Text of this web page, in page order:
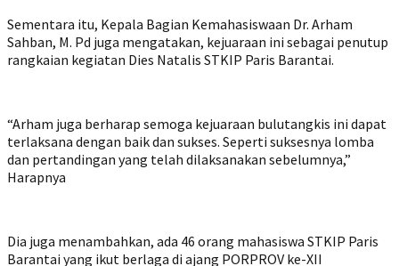
Sementara itu, Kepala Bagian Kemahasiswaan Dr. Arham
Sahban, M. Pd juga mengatakan, kejuaraan ini sebagai penutup
rangkaian kegiatan Dies Natalis STKIP Paris Barantai.
“Arham juga berharap semoga kejuaraan bulutangkis ini dapat
terlaksana dengan baik dan sukses. Seperti suksesnya lomba
dan pertandingan yang telah dilaksanakan sebelumnya,”
Harapnya
Dia juga menambahkan, ada 46 orang mahasiswa STKIP Paris
Barantai yang ikut berlaga di ajang PORPROV ke-XII